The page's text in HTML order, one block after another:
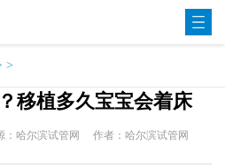
>
移植多久宝宝会着床
：哈尔滨试管网 作者：哈尔滨试管网